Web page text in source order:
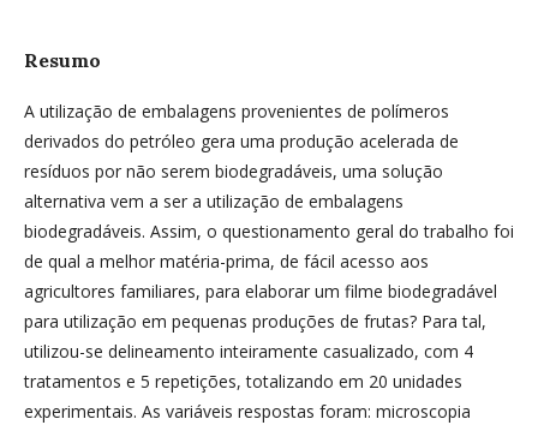
Resumo
A utilização de embalagens provenientes de polímeros
derivados do petróleo gera uma produção acelerada de
resíduos por não serem biodegradáveis, uma solução
alternativa vem a ser a utilização de embalagens
biodegradáveis. Assim, o questionamento geral do trabalho foi
de qual a melhor matéria-prima, de fácil acesso aos
agricultores familiares, para elaborar um filme biodegradável
para utilização em pequenas produções de frutas? Para tal,
utilizou-se delineamento inteiramente casualizado, com 4
tratamentos e 5 repetições, totalizando em 20 unidades
experimentais. As variáveis respostas foram: microscopia